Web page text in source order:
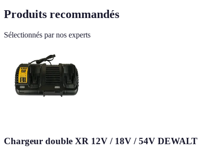
Produits recommandés
Sélectionnés par nos experts
Chargeur double XR 12V / 18V / 54V DEWALT